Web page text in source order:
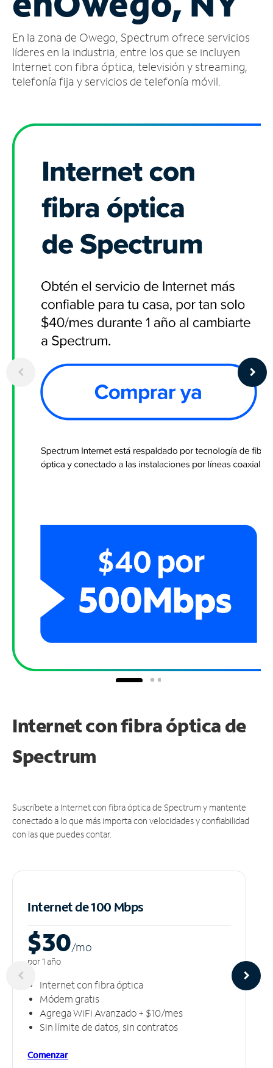
cuenta
Encuentra
una
tienda
En la zona de Owego, Spectrum ofrece servicios
líderes en la industria, entre los que se incluyen
Internet con fibra óptica, televisión y streaming,
telefonía fija y servicios de telefonía móvil.
Internet con fibra óptica de
Spectrum
Suscríbete a Internet con fibra óptica de Spectrum y mantente
conectado a lo que más importa con velocidades y confiabilidad
con las que puedes contar.
Internet de 100 Mbps
$30/mo
por 1 año
Internet con fibra óptica
Módem gratis
Agrega WiFi Avanzado + $10/mes
Sin límite de datos, sin contratos
Comenzar